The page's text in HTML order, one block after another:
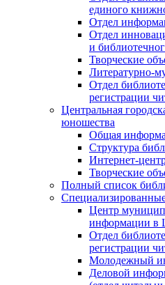
единого
Отдел
Отдел
и
Творческие
Литературно-
Отдел
регистрации
Центральная
юношества
Общая
Структура
Интернет-
Творческие
Полный список
Центр
информации в
Отдел
регистрации
Молодежный
Деловой